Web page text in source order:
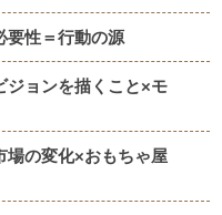
要性＝行動の源
ジョンを描くこと×モ
場の変化×おもちゃ屋